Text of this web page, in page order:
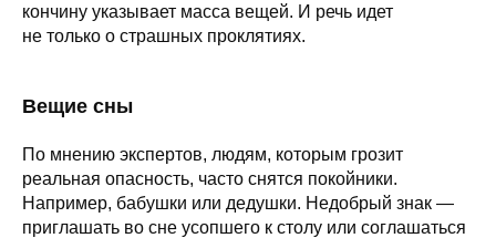
кончину указывает масса вещей. И речь идет
не только о страшных проклятиях.
Вещие сны
По мнению экспертов, людям, которым грозит
реальная опасность, часто снятся покойники.
Например, бабушки или дедушки. Недобрый знак —
приглашать во сне усопшего к столу или соглашаться